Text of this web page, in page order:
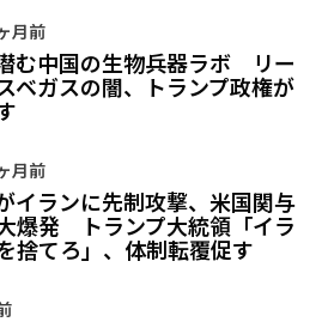
月前
む中国の生物兵器ラボ リー
ベガスの闇、トランプ政権が
月前
イランに先制攻撃、米国関与
爆発 トランプ大統領「イラ
捨てろ」、体制転覆促す